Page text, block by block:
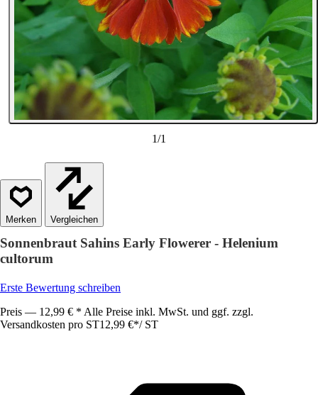
1/1
Vergleichen
Sonnenbraut Sahins Early Flowerer - Helenium
cultorum
Erste Bewertung schreiben
Preis — 12,99 € * Alle Preise inkl. MwSt. und ggf. zzgl.
Versandkosten pro ST12,99 €*/ ST